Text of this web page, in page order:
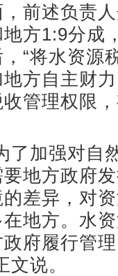
述负责人
方1:9分成
“将水资源
方自主财
管理权限
加强对自
地方政府
差异，对
地方。水
府履行管
说。